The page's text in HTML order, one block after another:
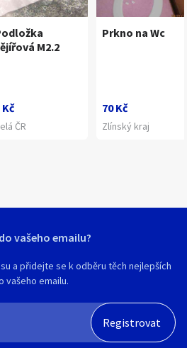
M2.2
Kč
ČR
Prkno na Wc
70 Kč
Zlínský kraj
vašeho emailu?
a přidejte se k odběru těch nejlepších
vašeho emailu.